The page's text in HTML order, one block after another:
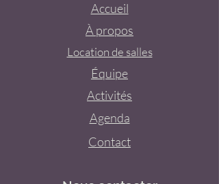
Accueil
À propos
Location de salles
Équipe
Activités
Agenda
Contact